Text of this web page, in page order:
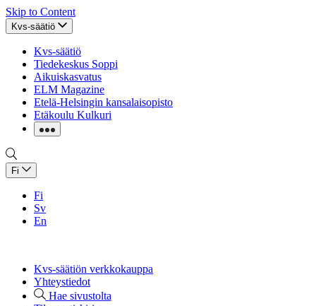
Skip to Content
Kvs-säätiö
Kvs-säätiö
Tiedekeskus Soppi
Aikuiskasvatus
ELM Magazine
Etelä-Helsingin kansalaisopisto
Etäkoulu Kulkuri
Fi
Fi
Sv
En
Kvs-säätiön verkkokauppa
Yhteystiedot
Hae sivustolta